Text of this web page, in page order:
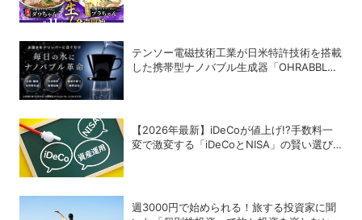
テンソー電磁技術工業が日米特許技術を搭載
した携帯型ナノバブル生成器「OHRABBLE
【2026年最新】iDeCoが値上げ!?手数料一
変で激変する「iDeCoとNISA」の賢い選び
週3000円で始められる！旅する投資家に聞